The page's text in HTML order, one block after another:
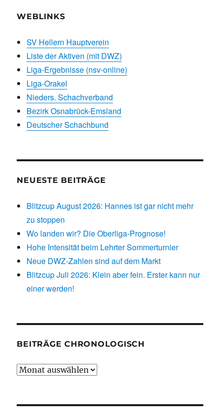
WEBLINKS
SV Hellern Hauptverein
Liste der Aktiven (mit DWZ)
Liga-Ergebnisse (nsv-online)
Liga-Orakel
Nieders. Schachverband
Bezirk Osnabrück-Emsland
Deutscher Schachbund
NEUESTE BEITRÄGE
Blitzcup August 2026: Hannes ist gar nicht mehr
zu stoppen
Wo landen wir? Die Oberliga-Prognose!
Hohe Intensität beim Lehrter Sommerturnier
Neue DWZ-Zahlen sind auf dem Markt
Blitzcup Juli 2026: Klein aber fein. Erster kann nur
einer werden!
BEITRÄGE CHRONOLOGISCH
Beiträge